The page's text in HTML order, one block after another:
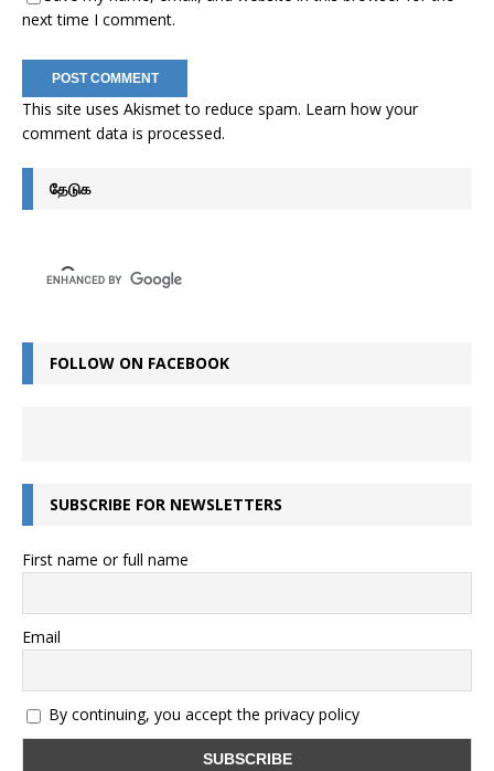
next time I comment.
This site uses Akismet to reduce spam. Learn how your
comment data is processed.
தேடுக
FOLLOW ON FACEBOOK
SUBSCRIBE FOR NEWSLETTERS
First name or full name
Email
By continuing, you accept the privacy policy